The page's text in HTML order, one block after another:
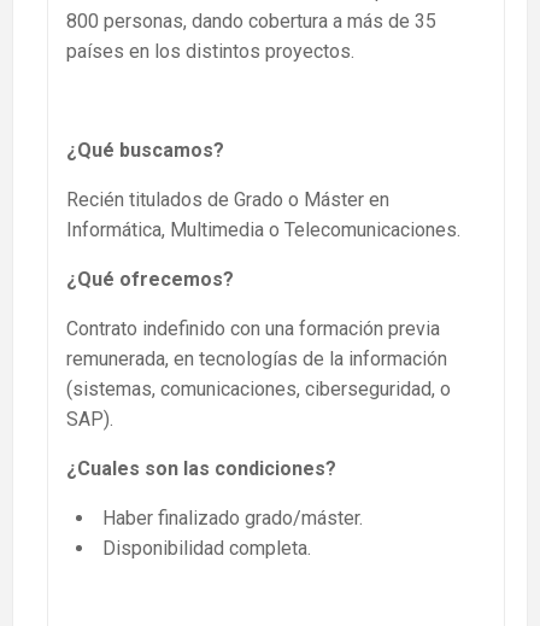
800 personas, dando cobertura a más de 35
países en los distintos proyectos.
¿Qué buscamos?
Recién titulados de Grado o Máster en
Informática, Multimedia o Telecomunicaciones.
¿Qué ofrecemos?
Contrato indefinido con una formación previa
remunerada, en tecnologías de la información
(sistemas, comunicaciones, ciberseguridad, o
SAP).
¿Cuales son las condiciones?
Haber finalizado grado/máster.
Disponibilidad completa.